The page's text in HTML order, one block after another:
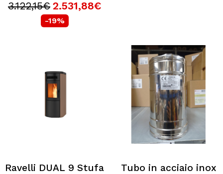
3.122,15€ 2.531,88€
-19%
Ravelli DUAL 9 Stufa
Tubo in acciaio inox